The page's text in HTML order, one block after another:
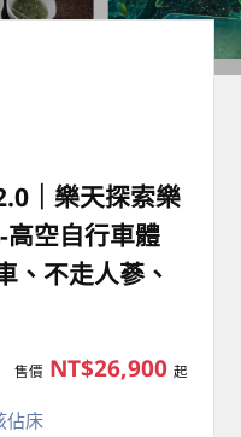
｜樂天探索樂
高空自行車體
、不走人蔘、
售價 NT$26,900 起
佔床